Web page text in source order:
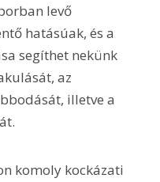
levő
hatásúak, és a
segíthet nekünk
az
illetve a
komoly kockázati